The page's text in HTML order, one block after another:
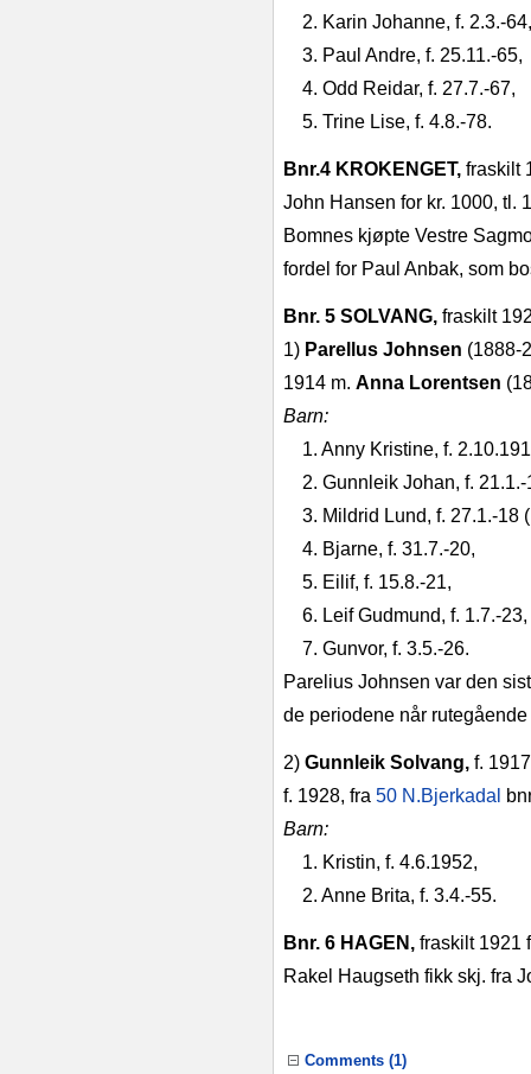
2. Karin Johanne, f. 2.3.‑64,
3. Paul Andre, f. 25.11.‑65,
4. Odd Reidar, f. 27.7.‑67,
5. Trine Lise, f. 4.8.‑78.
Bnr.4 KROKENGET, fraskilt
John Hansen for kr. 1000, tl.
Bomnes kjøpte Vestre
fordel for Paul Anbak, som
Bnr. 5 SOLVANG, fraskilt
1) Parellus Johnsen
1914 m. Anna Lorentsen
Barn:
1. Anny Kristine, f.
2. Gunnleik Johan, f.
3. Mildrid Lund, f. 27.1.‑18
4. Bjarne, f. 31.7.‑20,
5. Eilif, f. 15.8.‑21,
6. Leif Gudmund, f. 1.7.‑23,
7. Gunvor, f. 3.5.‑26.
Parelius Johnsen var den
de periodene når
2) Gunnleik Solvang, f.
f. 1928, fra 50 N.Bjerkadal
Barn:
1. Kristin, f. 4.6.1952,
2. Anne Brita, f. 3.4.‑55.
Bnr. 6 HAGEN, fraskilt 1921
Rakel Haugseth fikk skj. fra
Comments (1)